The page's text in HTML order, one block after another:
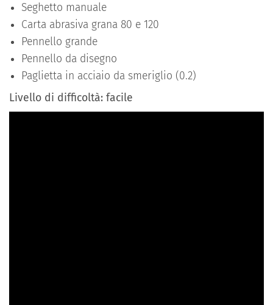
Seghetto manuale
Carta abrasiva grana 80 e 120
Pennello grande
Pennello da disegno
Paglietta in acciaio da smeriglio (0.2)
Livello di difficoltà: facile